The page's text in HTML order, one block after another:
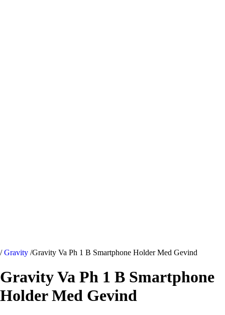
/ Gravity /Gravity Va Ph 1 B Smartphone Holder Med Gevind
Gravity Va Ph 1 B Smartphone
Holder Med Gevind